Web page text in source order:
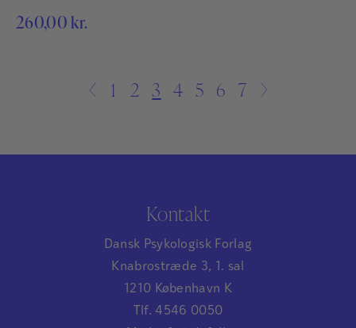
forsvarsposition.
260,00 kr.
← 1 2 3 4 5 6 7 →
Kontakt
Dansk Psykologisk Forlag
Knabrostræde 3, 1. sal
1210 København K
Tlf. 4546 0050